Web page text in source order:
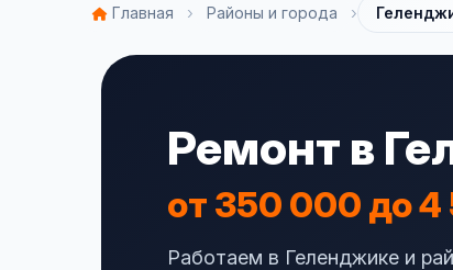
Главная › Районы и города ›
Ремонт в
от 350 000 до
Работаем в Геленджике и